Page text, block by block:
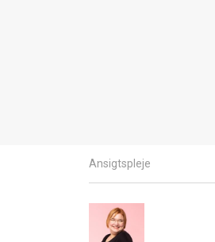
Ansigtspleje